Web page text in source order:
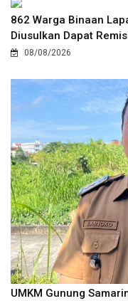
862 Warga Binaan
Diusulkan Dapat
08/08/2026
UMKM Gunung